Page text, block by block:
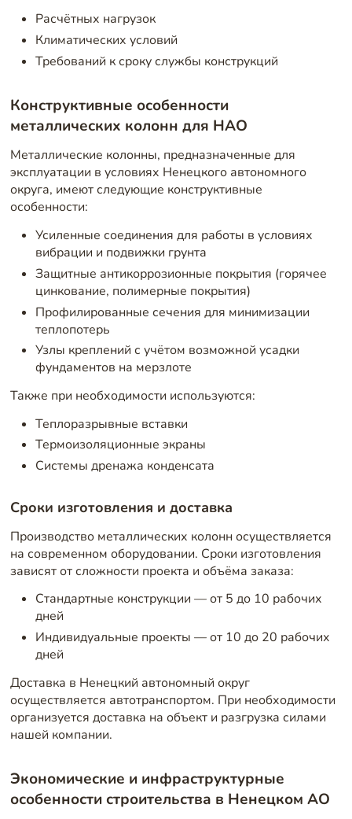
Расчётных нагрузок
Климатических условий
Требований к сроку службы конструкций
Конструктивные особенности
металлических колонн для НАО
Металлические колонны, предназначенные для
эксплуатации в условиях Ненецкого автономного
округа, имеют следующие конструктивные
особенности:
Усиленные соединения для работы в условиях
вибрации и подвижки грунта
Защитные антикоррозионные покрытия (горячее
цинкование, полимерные покрытия)
Профилированные сечения для минимизации
теплопотерь
Узлы креплений с учётом возможной усадки
фундаментов на мерзлоте
Также при необходимости используются:
Теплоразрывные вставки
Термоизоляционные экраны
Системы дренажа конденсата
Сроки изготовления и доставка
Производство металлических колонн осуществляется
на современном оборудовании. Сроки изготовления
зависят от сложности проекта и объёма заказа:
Стандартные конструкции — от 5 до 10 рабочих
дней
Индивидуальные проекты — от 10 до 20 рабочих
дней
Доставка в Ненецкий автономный округ
осуществляется автотранспортом. При необходимости
организуется доставка на объект и разгрузка силами
нашей компании.
Экономические и инфраструктурные
особенности строительства в Ненецком АО